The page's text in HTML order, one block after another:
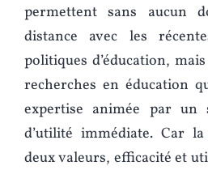
permettent sans aucun
distance avec les
politiques d’éducation,
recherches en éducation
expertise animée par un
d’utilité immédiate. Car
deux valeurs, efficacité et